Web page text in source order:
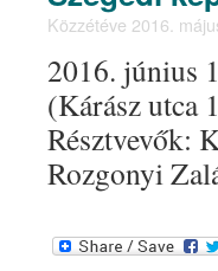
Közzétéve 2016.
2016. június
(Kárász utca
Résztvevők:
Rozgonyi